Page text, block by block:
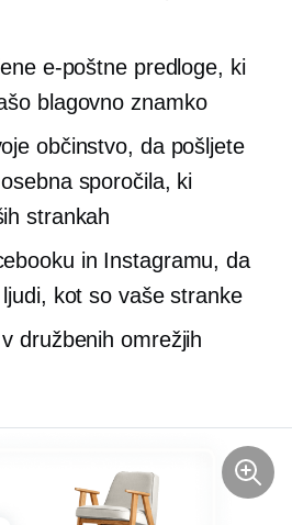
e-poštne predloge, ki
blagovno znamko
občinstvo, da pošljete
sporočila, ki
strankah
in Instagramu, da
kot so vaše stranke
družbenih omrežjih